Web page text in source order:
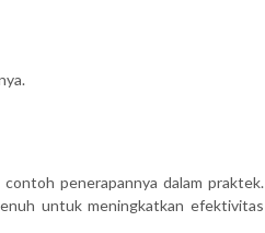
penerapannya dalam praktek.
untuk meningkatkan efektivitas